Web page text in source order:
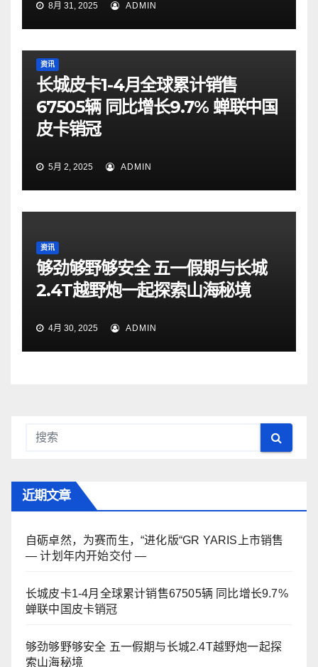
8月 31, 2025 ADMIN
资讯
长城皮卡1-4月全球累计销售
67505辆 同比增长9.7% 蝉联中国
皮卡销冠
5月 2, 2025 ADMIN
资讯
够劲够野够安全 五一假期与长城
2.4T越野炮一起探索山海秘境
4月 30, 2025 ADMIN
近期文章
自砺卓然，为赛而生，“进化版“GR YARIS上市销售
— 计划年内开始交付 —
长城皮卡1-4月全球累计销售67505辆 同比增长9.7%
蝉联中国皮卡销冠
够劲够野够安全 五一假期与长城2.4T越野炮一起探
索山海秘境